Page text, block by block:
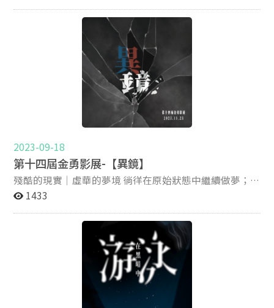
► 詳細場次表請持續關注 ＠政大影音實驗室、IG
@verystrongfilmfestival15th
2023-09-18
第十四屆金勇影展-【異鏡】
殘酷的現實｜虛華的夢境 徜徉在原始狀態中繼續做夢；亦
或撕破假象進入真實。 游出黑暗，轉身拾起異鏡 而出現
鏡》—— ► 2023.11.23・政大傳院劇場，敬請期待。 IG同
步更新，＠verystrongfilmfestival14th
1433